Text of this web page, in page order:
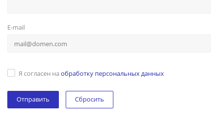
E-mail
Я согласен на обработку персональных данных
Сбросить